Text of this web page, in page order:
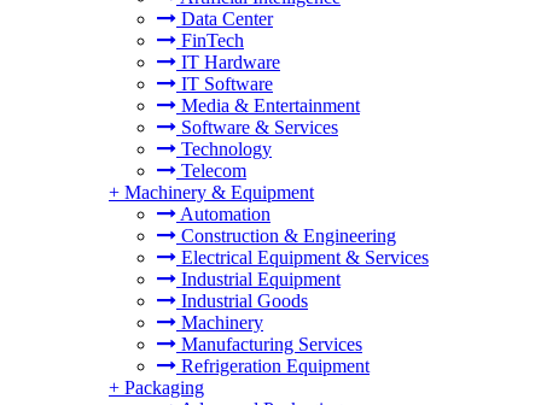
Data Center
FinTech
IT Hardware
IT Software
Media & Entertainment
Software & Services
Technology
Telecom
+ Machinery & Equipment
Automation
Construction & Engineering
Electrical Equipment & Services
Industrial Equipment
Industrial Goods
Machinery
Manufacturing Services
Refrigeration Equipment
+ Packaging